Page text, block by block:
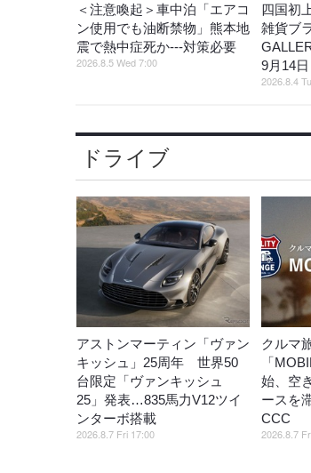
＜注意喚起＞車中泊「エアコ
ン使用でも油断禁物」熊本地
震で熱中症死か---対策必要
2026.8.5 Wed 7:00
四国初
雑貨ブ
9月14
2026.8.4
ドライブ
アストンマーティン「ヴァン
キッシュ」25周年 世界50
台限定「ヴァンキッシュ
25」発表…835馬力V12ツイ
ンターボ搭載
2026.8.7 Fri 17:00
クルマ
「
始、空
ースを
CCC
2026.8.7